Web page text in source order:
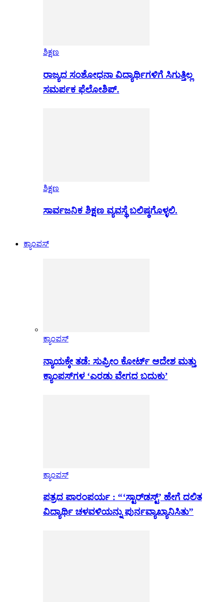
ಶಿಕ್ಷಣ
ರಾಜ್ಯದ ಸಂಶೋಧನಾ ವಿದ್ಯಾರ್ಥಿಗಳಿಗೆ ಸಿಗುತ್ತಿಲ್ಲ
ಸಮರ್ಪಕ ಫೆಲೋಶಿಪ್.
ಶಿಕ್ಷಣ
ಸಾರ್ವಜನಿಕ ಶಿಕ್ಷಣ ವ್ಯವಸ್ಥೆ ಬಲಿಷ್ಠಗೊಳ್ಳಲಿ.
ಕ್ಯಾಂಪಸ್
ಕ್ಯಾಂಪಸ್
ನ್ಯಾಯಕ್ಕೇ ತಡೆ: ಸುಪ್ರೀಂ ಕೋರ್ಟ್ ಆದೇಶ ಮತ್ತು
ಕ್ಯಾಂಪಸ್‌ಗಳ ‘ಎರಡು ವೇಗದ ಬದುಕು’
ಕ್ಯಾಂಪಸ್
ಪತ್ರದ ಪಾರಂಪರ್ಯ : “‘ಸ್ಟಾರ್‌ಡಸ್ಟ್’ ಹೇಗೆ ದಲಿತ
ವಿದ್ಯಾರ್ಥಿ ಚಳವಳಿಯನ್ನು ಪುರ್ನವ್ಯಾಖ್ಯಾನಿಸಿತು”